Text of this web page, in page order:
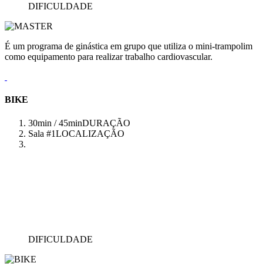
DIFICULDADE
É um programa de ginástica em grupo que utiliza o mini-trampolim
como equipamento para realizar trabalho cardiovascular.
BIKE
30min / 45minDURAÇÃO
Sala #1LOCALIZAÇÃO
DIFICULDADE